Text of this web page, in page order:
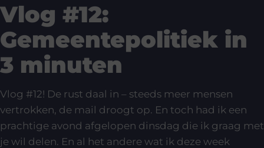
Vlog #12:
Gemeentepolitiek in
3 minuten
Vlog #12! De rust daal in – steeds meer mensen
vertrokken, de mail droogt op. En toch had ik een
prachtige avond afgelopen dinsdag die ik graag met
je wil delen. En al het andere wat ik deze week